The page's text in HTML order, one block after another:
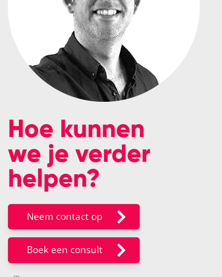
Hoe kunnen
we je verder
helpen?
Neem contact op
Boek een consult